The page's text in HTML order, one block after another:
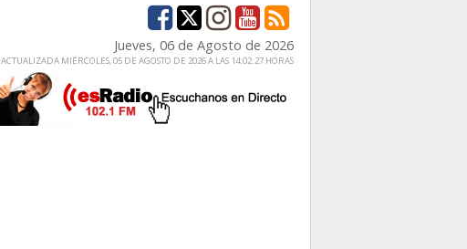
Jueves, 06 de Agosto de 2026
ACTUALIZADA MIÉRCOLES, 05 DE AGOSTO DE 2026 A LAS 14:02:27 HORAS